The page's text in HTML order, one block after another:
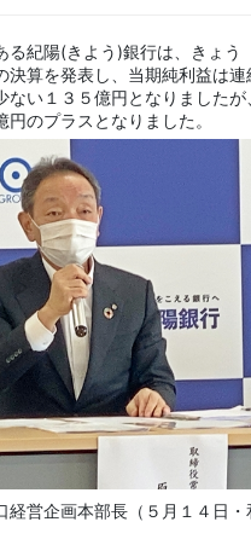
る紀陽(きよう)銀行は、きょう
決算を発表し、当期純利益は連
ない１３５億円となりましたが
のプラスとなりました。
経営企画本部長（５月１４日・